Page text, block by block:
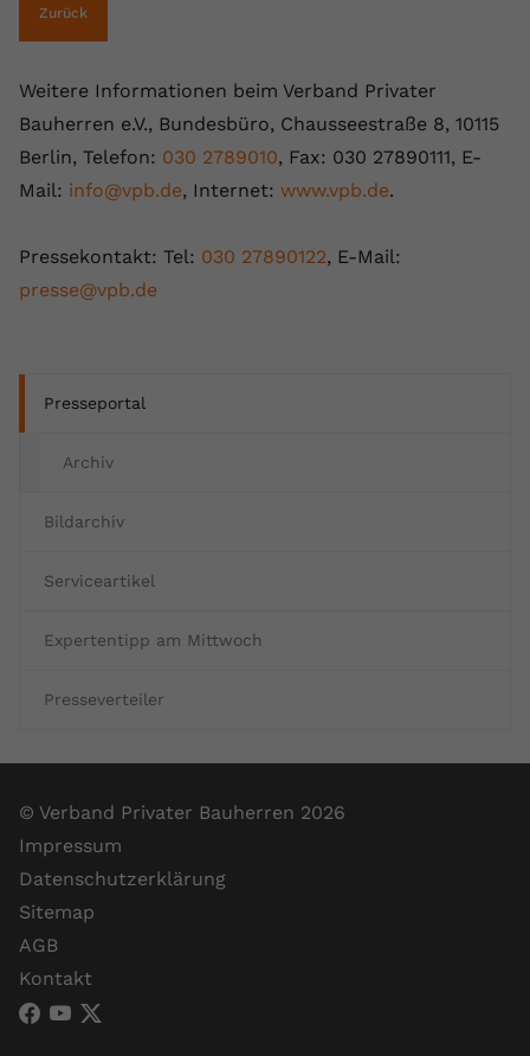
Presseportal
Archiv
Bildarchiv
Serviceartikel
Expertentipp am Mittwoch
Presseverteiler
Zurück
Weitere Informationen beim Verband Privater
Bauherren e.V., Bundesbüro, Chausseestraße 8, 10115
Berlin, Telefon: 030 2789010, Fax: 030 27890111, E-
Mail: info@vpb.de, Internet: www.vpb.de.
Pressekontakt: Tel: 030 27890122, E-Mail:
presse@vpb.de
© Verband Privater Bauherren 2026
Impressum
Datenschutzerklärung
Sitemap
AGB
Kontakt
VPB Verband Privater Bauherren (Facebook)
VPB Verband Privater Bauherren (YouTube)
VPB Verband Privater Bauherren (X)